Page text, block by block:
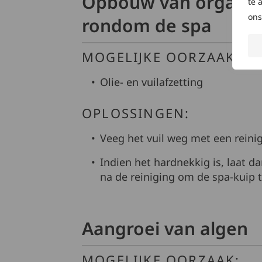
rondom de spa
MOGELIJKE OORZAAK:
Olie- en vuilafzetting
OPLOSSINGEN:
Veeg het vuil weg met een
Indien het hardnekkig is, laat
na de reiniging om de spa-kuip
Aangroei van algen